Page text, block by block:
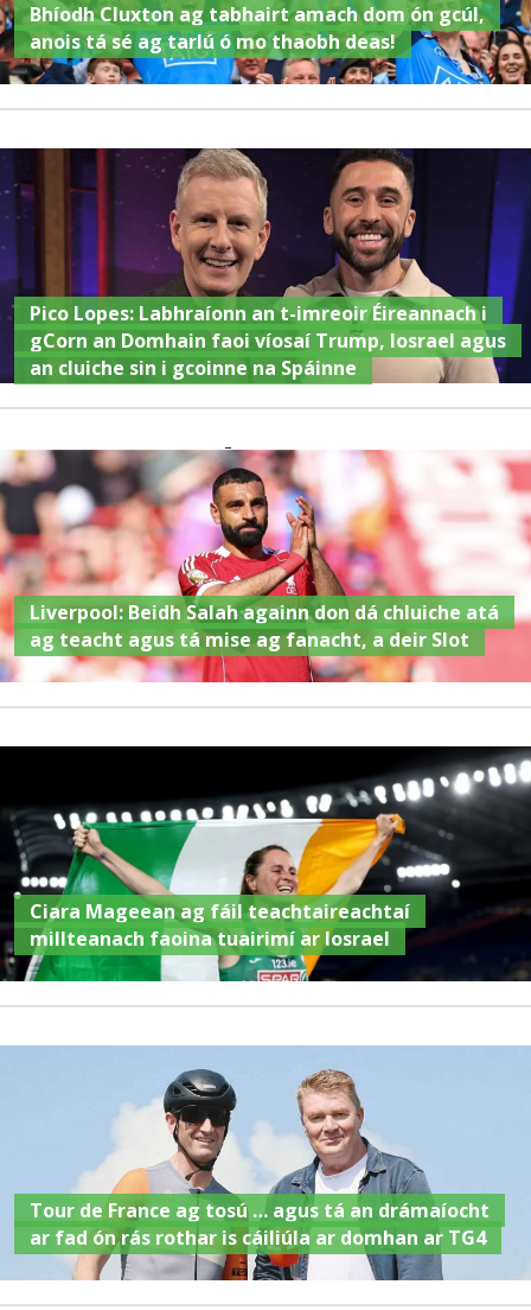
Bhíodh Cluxton ag tabhairt amach dom ón gcúl,
anois tá sé ag tarlú ó mo thaobh deas!
Pico Lopes: Labhraíonn an t-imreoir Éireannach i
gCorn an Domhain faoi víosaí Trump, Iosrael agus
an cluiche sin i gcoinne na Spáinne
Liverpool: Beidh Salah againn don dá chluiche atá
ag teacht agus tá mise ag fanacht, a deir Slot
Ciara Mageean ag fáil teachtaireachtaí
millteanach faoina tuairimí ar Iosrael
Tour de France ag tosú … agus tá an drámaíocht
ar fad ón rás rothar is cáiliúla ar domhan ar TG4